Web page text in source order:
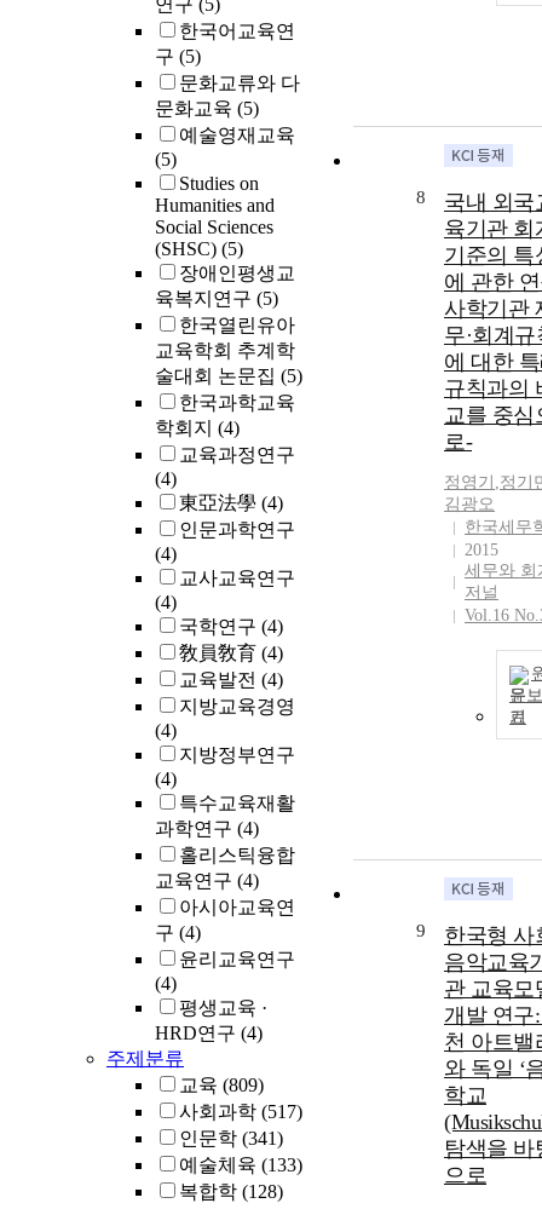
연구 (5)
한국어교육연
구 (5)
문화교류와 다
문화교육 (5)
예술영재교육
(5)
Studies on
Humanities and
Social Sciences
(SHSC) (5)
장애인평생교
육복지연구 (5)
한국열린유아
교육학회 추계학
술대회 논문집 (5)
한국과학교육
학회지 (4)
교육과정연구
(4)
東亞法學 (4)
인문과학연구
(4)
교사교육연구
(4)
국학연구 (4)
敎員敎育 (4)
교육발전 (4)
지방교육경영
(4)
지방정부연구
(4)
특수교육재활
과학연구 (4)
홀리스틱융합
교육연구 (4)
아시아교육연
구 (4)
윤리교육연구
(4)
평생교육 ·
HRD연구 (4)
주제분류
교육 (809)
사회과학 (517)
인문학 (341)
예술체육 (133)
복합학 (128)
focuses on
conducted
on region-
of GFERI
goes beyond
domestic to
global level.
While the staff
member of
were
studies,
and university
professors
research as
researchers in
regional
educational
research
According to
new
autonomy
LOERIs are
expected to
out
the policy of
provincial
of education.
Recently, a
network of
regional
policy research
institutes has
recently been
established to
carry out joint
research
regions to
strengthen the
8
국내 외국
육기관 회
기준의 특
에 관한
사학기관
무·회계규
에 대한
규칙과의
교를 중심
로-
정영기 ,정기
김광오
한국세무
2015
세무와 회
저널
Vol.16
문보
기
9
한국형 사
음악교육
관 교육모
개발 연구
천 아트밸
와 독일 ‘
학교
탐색을 바
으로